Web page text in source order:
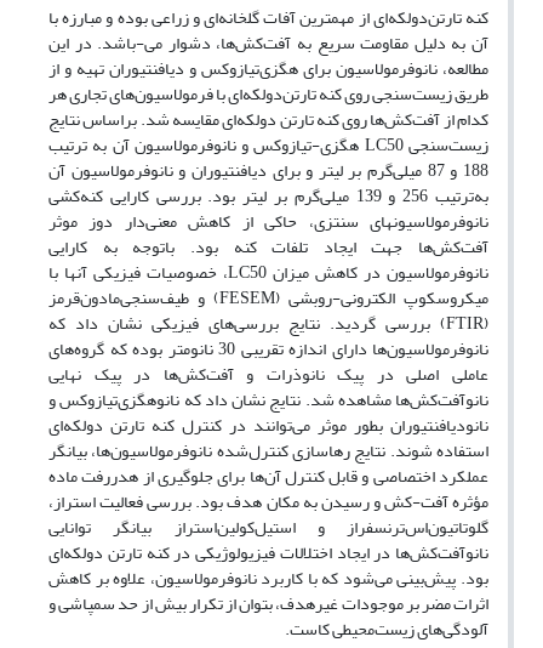
کنه تارتن‌دولکه‌ای از مهمترین آفات گلخانه‌ای و زراعی بوده و مبارزه با
آن به ‌دلیل مقاومت سریع به آفت‌‌کش‌ها، دشوار می-‌باشد. در این
مطالعه، نانوفرمولاسیون برای‌ هگزی‌تیازوکس و دیافنتیوران تهیه و از
طریق زیست‌سنجی روی کنه تارتن‌دولکه‌ای با فرمولاسیون‌های تجاری هر
کدام از آفت‌کش‌ها روی کنه تارتن دولکه‌ای مقایسه شد. براساس نتایج
زیست‌سنجی LC50 هگزی-تیازوکس و نانو‌فرمولاسیون آن به ترتیب
188 و 87 میلی‌گرم بر لیتر و برای دیافنتیوران و نانو‌فرمولاسیون آن
به‌ترتیب 256 و 139 میلی‌گرم بر لیتر بود. بررسی کارایی کنه‌کشی
نانوفرمولاسیونهای سنتزی، حاکی از کاهش معنی‌دار دوز موثر
آفت‌کش‌ها جهت ایجاد تلفات کنه بود. باتوجه به کارایی
نانوفرمولاسیون‌ در کاهش میزان LC50، خصوصیات فیزیکی آنها با
میکروسکوپ الکترونی-روبشی (FESEM) و طیف‌سنجی‌مادون‌قرمز
(FTIR) بررسی گردید. نتایج بررسی‌های فیزیکی نشان داد که
نانوفرمولاسیون‌ها دارای اندازه تقریبی 30 نانومتر بوده که گروه‌های
عاملی اصلی در پیک نانوذرات و آفت‌کش‌ها در پیک نهایی
نانو‌آفت‌کش‌ها مشاهده شد. نتایج نشان داد که نانوهگزی‌تیازوکس و
نانودیافنتیوران بطور موثر می‌توانند در کنترل کنه تارتن دولکه‌ای
استفاده شوند. نتایج رهاسازی کنترل‌شده نانوفرمولاسیون‌ها، بیانگر
عملکرد اختصاصی و قابل کنترل آن‌ها برای جلوگیری از هدر‌رفت ماده
مؤثره آفت-کش و رسیدن به مکان هدف بود. بررسی فعالیت استراز،
گلوتاتیون‌اس‌ترنسفراز و استیل‌کولین‌استراز بیانگر توانایی
نانوآفت‌کش‌ها در ایجاد اختلالات فیزیولوژیکی در کنه تارتن دولکه‌ای
بود. پیش‌بینی می‌شود که با کاربرد نانوفرمولاسیون، علاوه بر کاهش
اثرات مضر بر موجودات غیرهدف، ‌بتوان از تکرار بیش از حد سمپاشی و
آلودگی‌های زیست‌محیطی کاست.